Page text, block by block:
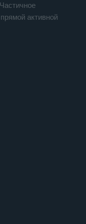
активной